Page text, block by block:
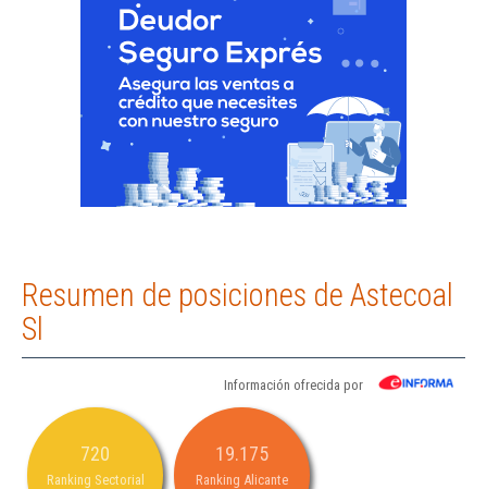
Resumen de posiciones de Astecoal
Sl
Información ofrecida por
720
Ranking Sectorial
19.175
Ranking Alicante